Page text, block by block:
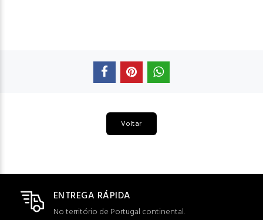
Voltar
ENTREGA RÁPIDA
No território de Portugal continental.